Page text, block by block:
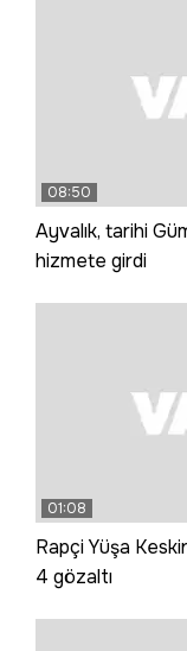
08:50
Ayvalık, tarihi
hizmete girdi
01:08
Rapçi Yüşa
4 gözaltı